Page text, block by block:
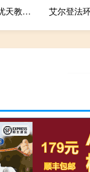
杞人忧天教案（杞人忧天教案） 艾尔登法